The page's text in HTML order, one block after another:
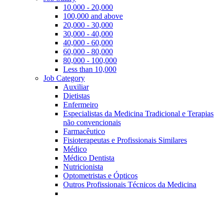
10,000 - 20,000
100,000 and above
20,000 - 30,000
30,000 - 40,000
40,000 - 60,000
60,000 - 80,000
80,000 - 100,000
Less than 10,000
Job Category
Auxiliar
Dietistas
Enfermeiro
Especialistas da Medicina Tradicional e Terapias
não convencionais
Farmacêutico
Fisioterapeutas e Profissionais Similares
Médico
Médico Dentista
Nutricionista
Optometristas e Ópticos
Outros Profissionais Técnicos da Medicina